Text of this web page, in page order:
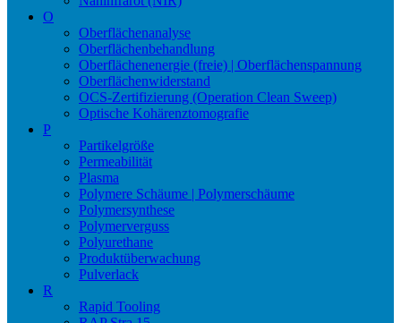
O
Oberflächenanalyse
Oberflächenbehandlung
Oberflächenenergie (freie) | Oberflächenspannung
Oberflächenwiderstand
OCS-Zertifizierung (Operation Clean Sweep)
Optische Kohärenztomografie
P
Partikelgröße
Permeabilität
Plasma
Polymere Schäume | Polymerschäume
Polymersynthese
Polymerverguss
Polyurethane
Produktüberwachung
Pulverlack
R
Rapid Tooling